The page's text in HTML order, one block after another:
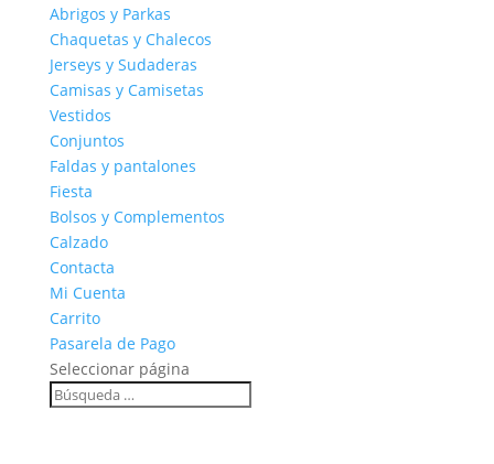
Abrigos y Parkas
Chaquetas y Chalecos
Jerseys y Sudaderas
Camisas y Camisetas
Vestidos
Conjuntos
Faldas y pantalones
Fiesta
Bolsos y Complementos
Calzado
Contacta
Mi Cuenta
Carrito
Pasarela de Pago
Seleccionar página